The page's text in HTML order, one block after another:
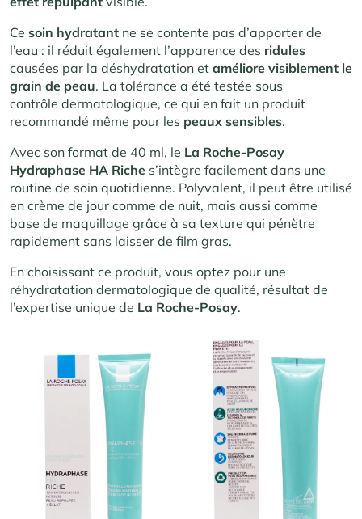
Ce soin hydratant ne se contente pas d’apporter de
l’eau : il réduit également l’apparence des ridules
causées par la déshydratation et améliore visiblement le
grain de peau. La tolérance a été testée sous
contrôle dermatologique, ce qui en fait un produit
recommandé même pour les peaux sensibles.
Avec son format de 40 ml, le La Roche-Posay
Hydraphase HA Riche s’intègre facilement dans une
routine de soin quotidienne. Polyvalent, il peut être utilisé
en crème de jour comme de nuit, mais aussi comme
base de maquillage grâce à sa texture qui pénètre
rapidement sans laisser de film gras.
En choisissant ce produit, vous optez pour une
réhydratation dermatologique de qualité, résultat de
l’expertise unique de La Roche-Posay.